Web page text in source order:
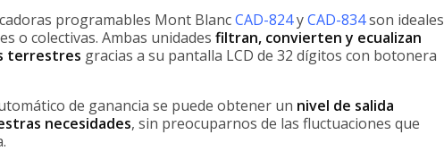
programables Mont BlancCAD-824yCAD-834son ideales
o colectivas. Ambas unidades filtran, convierten y ecualizan
terrestres gracias a su pantalla LCD de 32 dígitos con botonera
de ganancia se puede obtener un nivel de salida
necesidades, sin preocuparnos de las fluctuaciones que